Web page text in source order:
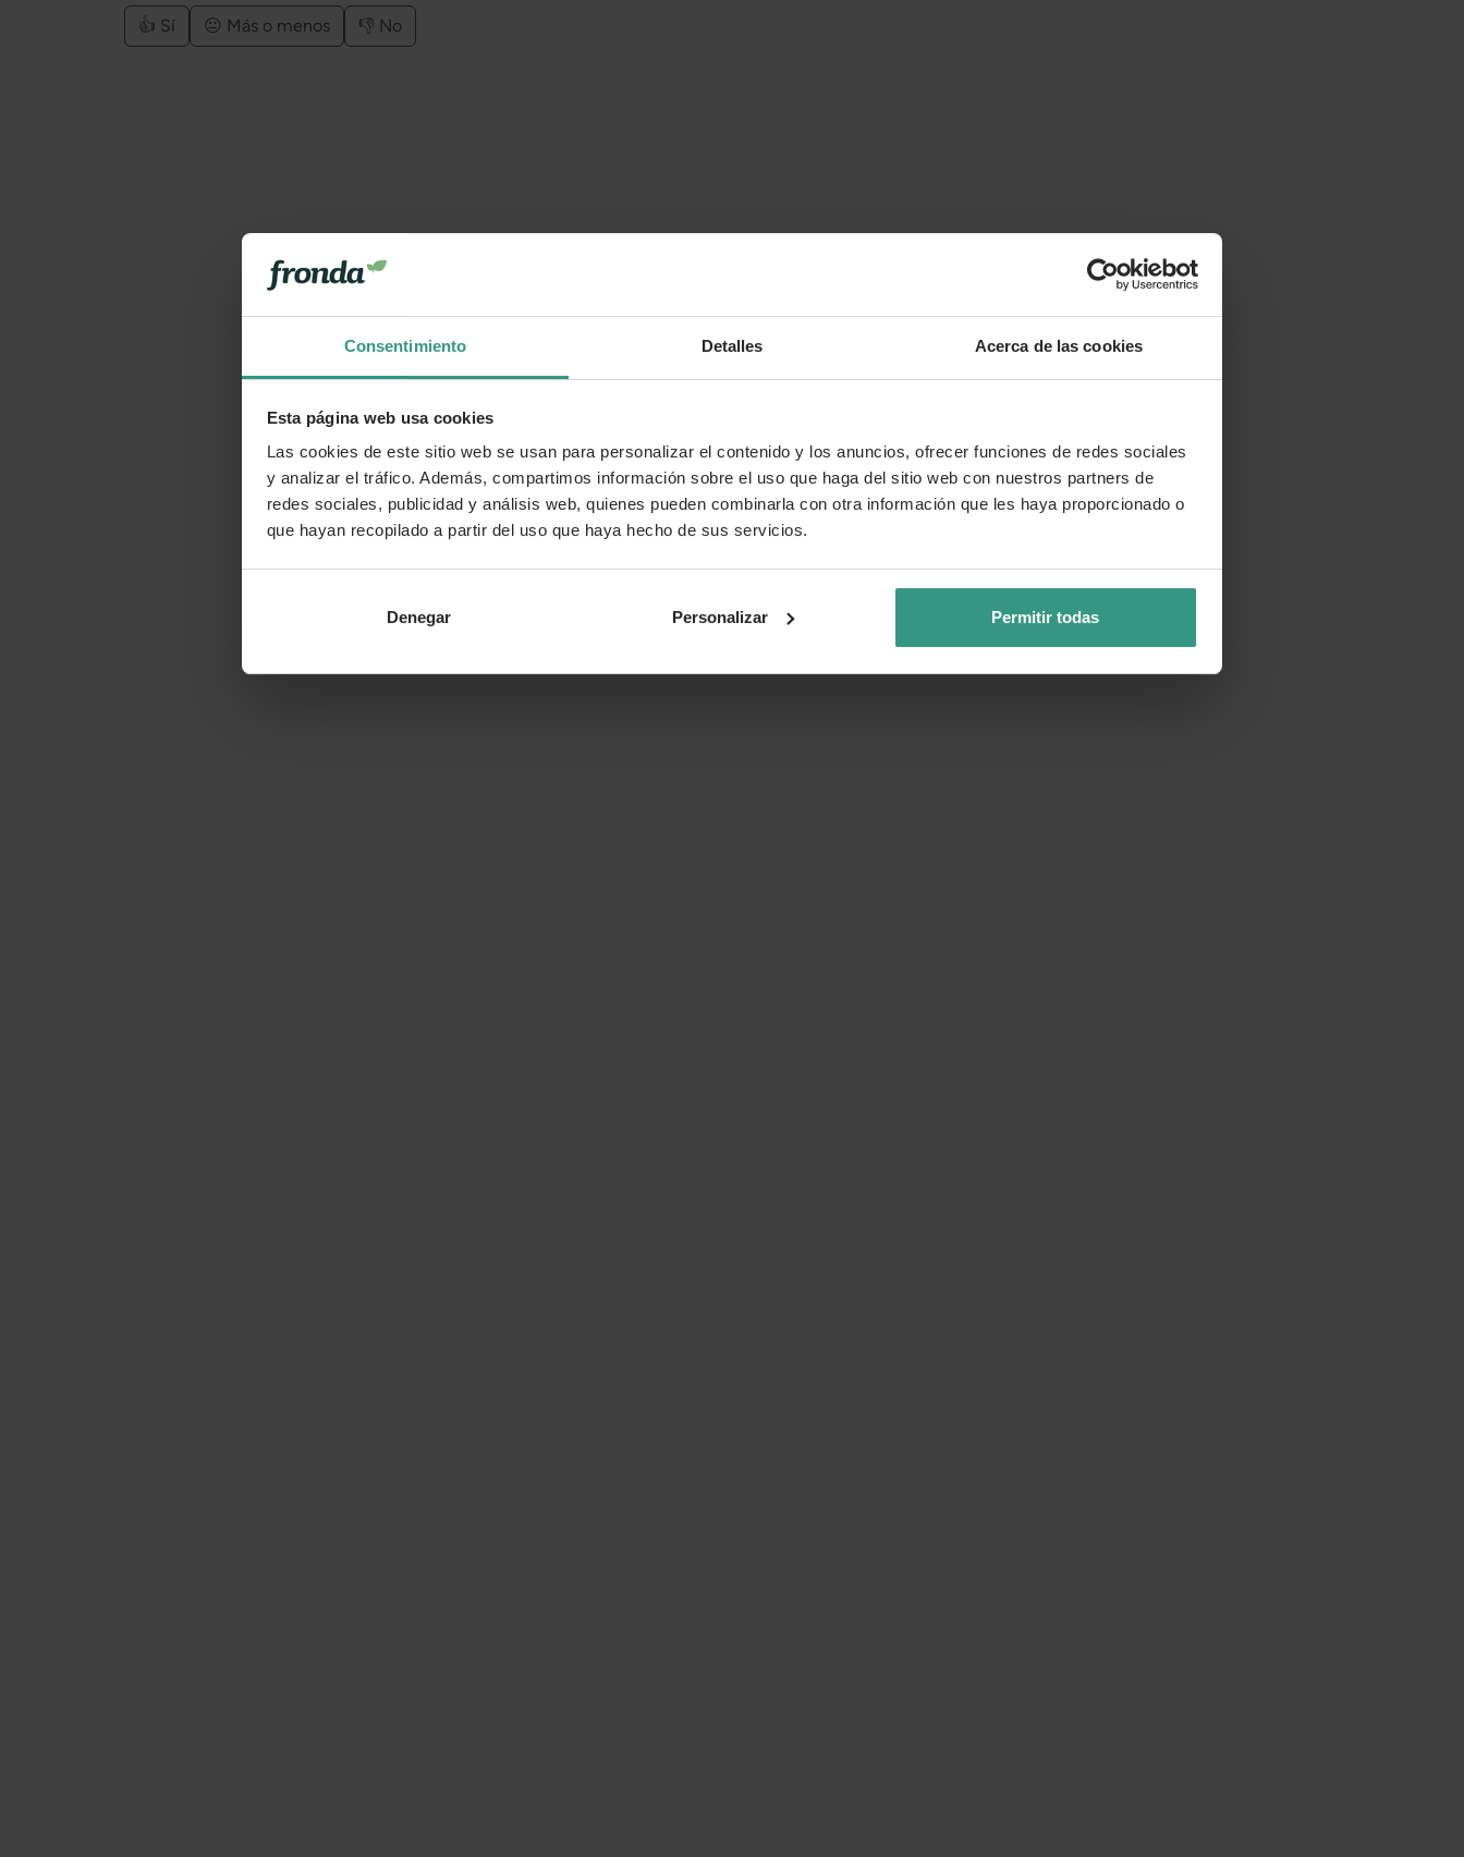
Consentimiento Detalles Acerca de las cookies
Esta página web usa cookies
Las cookies de este sitio web se usan para personalizar el contenido y los anuncios, ofrecer funciones de redes sociales
y analizar el tráfico. Además, compartimos información sobre el uso que haga del sitio web con nuestros partners de
redes sociales, publicidad y análisis web, quienes pueden combinarla con otra información que les haya proporcionado o
que hayan recopilado a partir del uso que haya hecho de sus servicios.
Denegar Personalizar Permitir todas
👍 Sí 😐 Más o menos 👎 No